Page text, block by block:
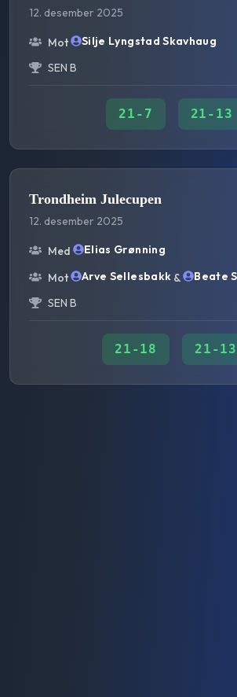
12. desember 2025
Mot
Silje Lyngstad Skavhaug
SEN B
21 - 7 21 - 13
Trondheim Julecupen
12. desember 2025
Med
Elias Grønning
Mot
Arve Sellesbakk &
Beate
SEN B
21 -18 21 -13